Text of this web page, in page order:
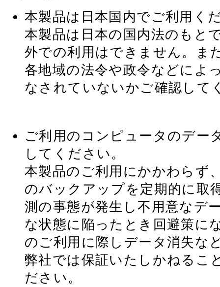
本製品は日本国内でご利用く
本製品は日本の国内法のもと
外での利用はできません。ま
各地域の法令や政令などによ
なされていないかご確認して
ご利用のコンピュータのデー
してください。
本製品のご利用にかかわらず
のバックアップを定期的に取
測の事態が発生し不用意なデ
な状態に陥ったとき回避策に
のご利用に際しデータ消失な
弊社では保証いたしかねるこ
ださい。